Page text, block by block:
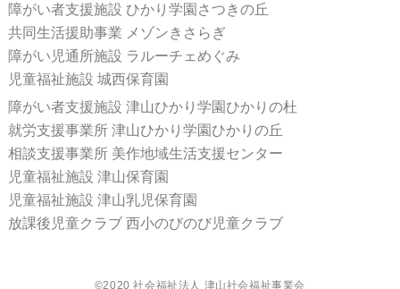
障がい者支援施設 ひかり学園さつきの丘
共同生活援助事業 メゾンきさらぎ
障がい児通所施設 ラルーチェめぐみ
児童福祉施設 城西保育園
障がい者支援施設 津山ひかり学園ひかりの杜
就労支援事業所 津山ひかり学園ひかりの丘
相談支援事業所 美作地域生活支援センター
児童福祉施設 津山保育園
児童福祉施設 津山乳児保育園
放課後児童クラブ 西小のびのび児童クラブ
©2020 社会福祉法人 津山社会福祉事業会